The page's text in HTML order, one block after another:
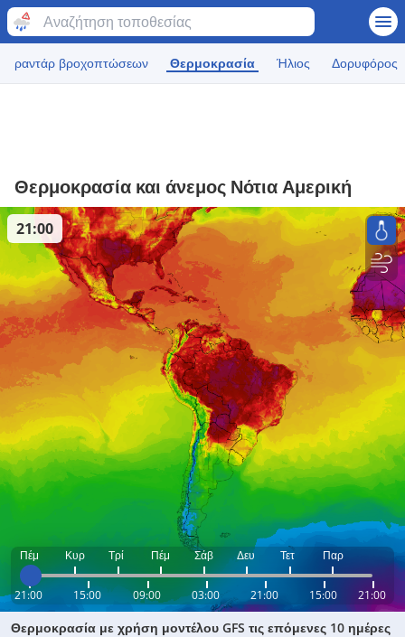
ραντάρ βροχοπτώσεων Θερμοκρασία Ήλιος Δορυφόρος
Θερμοκρασία και άνεμος Νότια Αμερική
Πέμ Κυρ Τρί Πέμ Σάβ Δευ Τετ Παρ
21:00 15:00 09:00 03:00 21:00 15:00 21:00
21:00
Θερμοκρασία με χρήση μοντέλου GFS τις επόμενες 10 ημέρες